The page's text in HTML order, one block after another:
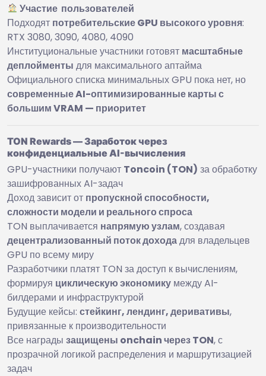
Участие пользователей
Подходят потребительские GPU высокого уровня:
RTX 3080, 3090, 4080, 4090
Институциональные участники готовят масштабные
деплойменты для максимального аптайма
Официального списка минимальных GPU пока нет, но
современные AI-оптимизированные карты с
большим VRAM — приоритет
TON Rewards — Заработок через
конфиденциальные AI-вычисления
GPU-участники получают Toncoin (TON) за обработку
зашифрованных AI-задач
Доход зависит от пропускной способности,
сложности модели и реального спроса
TON выплачивается напрямую узлам, создавая
децентрализованный поток доходадля владельцев
GPU по всему миру
Разработчики платят TON за доступ к вычислениям,
формируя циклическую экономику между AI-
билдерами и инфраструктурой
Будущие кейсы: стейкинг, лендинг, деривативы,
привязанные к производительности
Все награды защищены onchain через TON, с
прозрачной логикой распределения и маршрутизацией
задач